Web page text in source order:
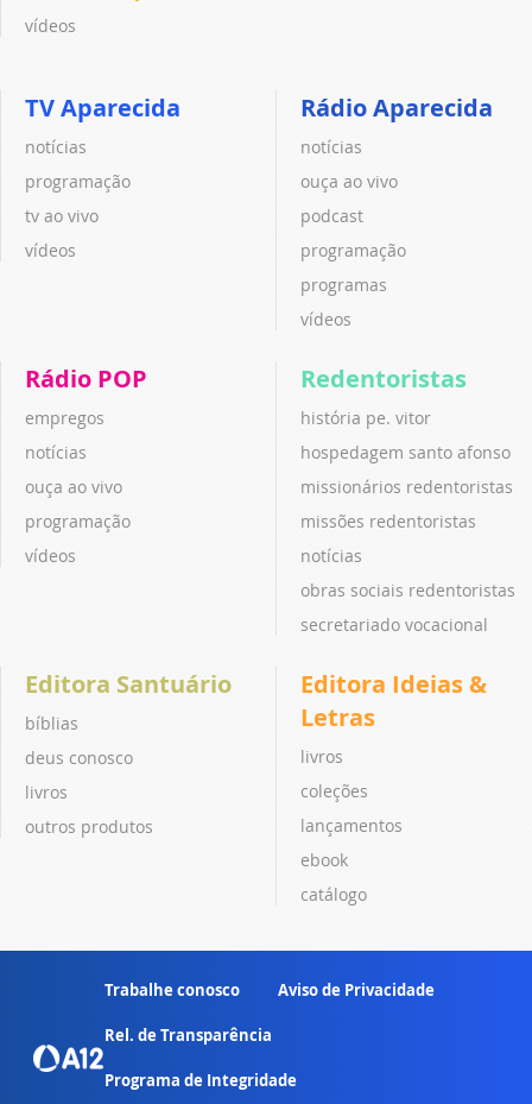
vídeos
TV Aparecida
notícias
programação
tv ao vivo
vídeos
Rádio Aparecida
notícias
ouça ao vivo
podcast
programação
programas
vídeos
Rádio POP
empregos
notícias
ouça ao vivo
programação
vídeos
Redentoristas
história pe. vitor
hospedagem santo afonso
missionários redentoristas
missões redentoristas
notícias
obras sociais redentoristas
secretariado vocacional
Editora Santuário
bíblias
deus conosco
livros
outros produtos
Editora Ideias &
Letras
livros
coleções
lançamentos
ebook
catálogo
Trabalhe conosco Aviso de Privacidade
Rel. de Transparência
Programa de Integridade